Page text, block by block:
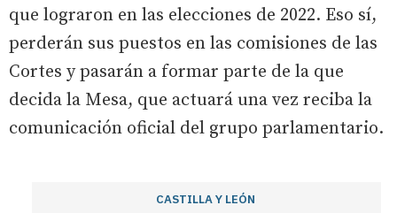
que lograron en las elecciones de 2022. Eso sí,
perderán sus puestos en las comisiones de las
Cortes y pasarán a formar parte de la que
decida la Mesa, que actuará una vez reciba la
comunicación oficial del grupo parlamentario.
CASTILLA Y LEÓN